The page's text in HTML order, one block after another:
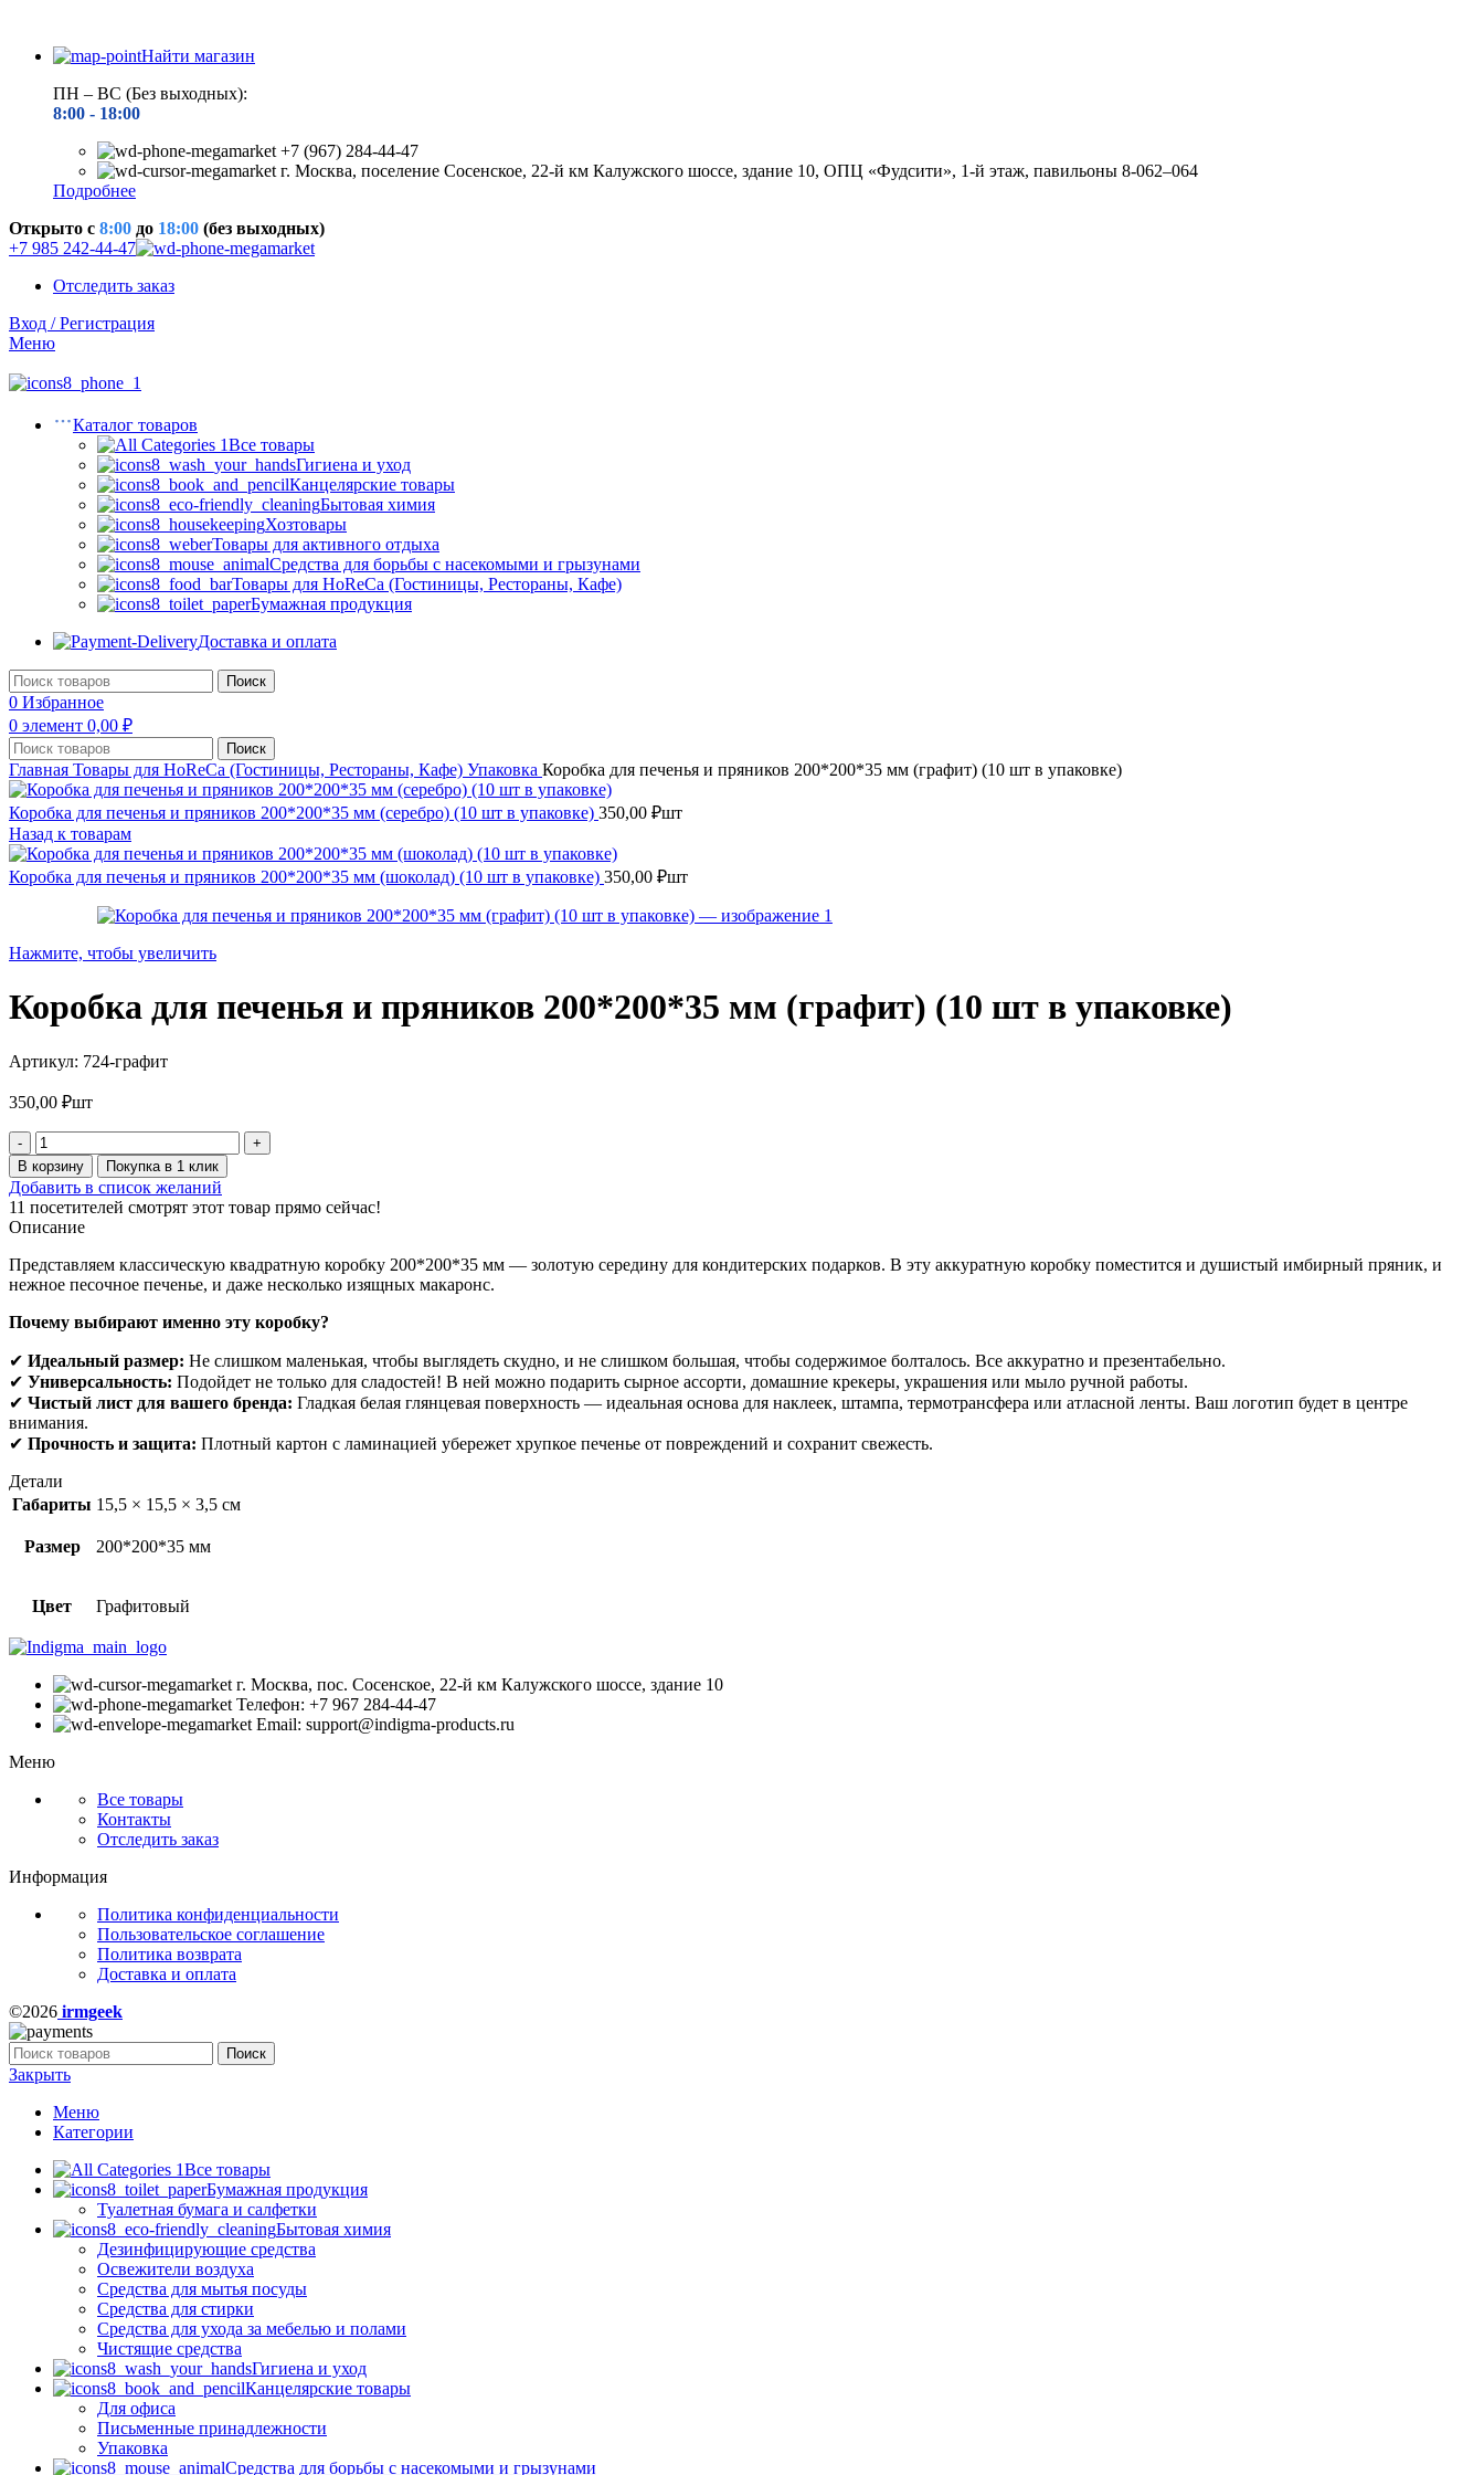
Найти магазин
ПН – ВС (Без выходных):
8:00 - 18:00
+7 (967) 284-44-47
г. Москва, поселение Сосенское, 22-й км Калужского шоссе, здание 10, ОПЦ «Фудсити», 1-й этаж, павильоны 8-062–064
Подробнее
Открыто c 8:00 до 18:00 (без выходных)
+7 985 242-44-47
Отследить заказ
Вход / Регистрация
Меню
Каталог товаров
Все товары
Гигиена и уход
Канцелярские товары
Бытовая химия
Хозтовары
Товары для активного отдыха
Средства для борьбы с насекомыми и грызунами
Товары для HoReCa (Гостиницы, Рестораны, Кафе)
Бумажная продукция
Доставка и оплата
Поиск
0 Избранное
0 элемент 0,00 ₽
Поиск
Главная Товары для HoReCa (Гостиницы, Рестораны, Кафе) Упаковка Коробка для печенья и пряников 200*200*35 мм (графит) (10 шт в упаковке)
Коробка для печенья и пряников 200*200*35 мм (серебро) (10 шт в упаковке) 350,00 ₽шт
Назад к товарам
Коробка для печенья и пряников 200*200*35 мм (шоколад) (10 шт в упаковке) 350,00 ₽шт
Нажмите, чтобы увеличить
Коробка для печенья и пряников 200*200*35 мм (графит) (10 шт в упаковке)
Артикул: 724-графит
350,00 ₽шт
Количество
товара
Коробка
для
печенья
и
пряников
200*200*35
(графит)
шт
в
упаковке)
В корзину Покупка в 1 клик
Добавить в список желаний
11 посетителей смотрят этот товар прямо сейчас!
Описание
Представляем классическую квадратную коробку 200*200*35 мм — золотую середину для кондитерских подарков. В эту аккуратную коробку поместится и душистый имбирный пряник, и
нежное песочное печенье, и даже несколько изящных макаронс.
Почему выбирают именно эту коробку?
✔ Идеальный размер: Не слишком маленькая, чтобы выглядеть скудно, и не слишком большая, чтобы содержимое болталось. Все аккуратно и презентабельно.
✔ Универсальность: Подойдет не только для сладостей! В ней можно подарить сырное ассорти, домашние крекеры, украшения или мыло ручной работы.
✔ Чистый лист для вашего бренда: Гладкая белая глянцевая поверхность — идеальная основа для наклеек, штампа, термотрансфера или атласной ленты. Ваш логотип будет в центре
внимания.
✔ Прочность и защита: Плотный картон с ламинацией убережет хрупкое печенье от повреждений и сохранит свежесть.
Детали
Габариты 15,5 × 15,5 × 3,5 см
Размер 200*200*35 мм
Цвет Графитовый
г. Москва, пос. Сосенское, 22-й км Калужского шоссе, здание 10
Телефон: +7 967 284-44-47
Email: support@indigma-products.ru
Меню
Все товары
Контакты
Отследить заказ
Информация
Политика конфиденциальности
Пользовательское соглашение
Политика возврата
Доставка и оплата
©2026 irmgeek
Поиск
Закрыть
Меню
Категории
Все товары
Бумажная продукция
Туалетная бумага и салфетки
Бытовая химия
Дезинфицирующие средства
Освежители воздуха
Средства для мытья посуды
Средства для стирки
Средства для ухода за мебелью и полами
Чистящие средства
Гигиена и уход
Канцелярские товары
Для офиса
Письменные принадлежности
Упаковка
Средства для борьбы с насекомыми и грызунами